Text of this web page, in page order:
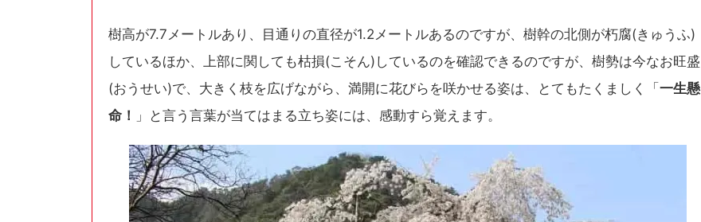
樹高が7.7メートルあり、目通りの直径が1.2メートルあるのですが、樹幹の北側が朽腐(きゅうふ)
しているほか、上部に関しても枯損(こそん)しているのを確認できるのですが、樹勢は今なお旺盛
(おうせい)で、大きく枝を広げながら、満開に花びらを咲かせる姿は、とてもたくましく「 一生懸
命！
」と言う言葉が当てはまる立ち姿には、感動すら覚えます。